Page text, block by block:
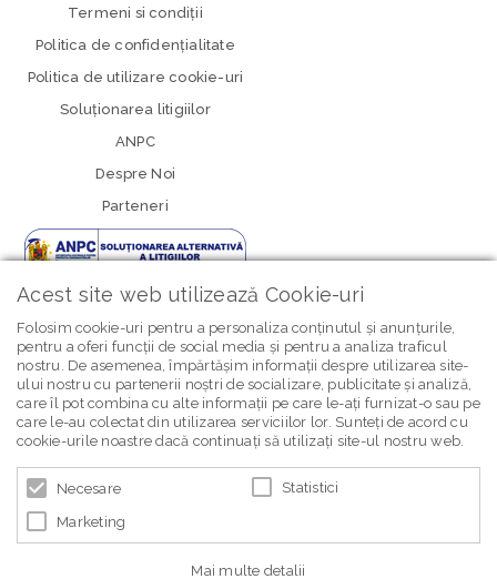
© 2026 BEBE BRANDS | POWERED BY
Termeni si condiţii
Politica de confidenţialitate
Politica de utilizare cookie-uri
Soluționarea litigiilor
ANPC
Despre Noi
Parteneri
newsletter Bebe Brands
Acest site web utilizează Cookie-uri
Folosim cookie-uri pentru a personaliza conținutul și anunțurile,
pentru a oferi funcții de social media și pentru a analiza traficul
nostru. De asemenea, împărtășim informații despre utilizarea site-
ului nostru cu partenerii noștri de socializare, publicitate și analiză,
care îl pot combina cu alte informații pe care le-ați furnizat-o sau pe
care le-au colectat din utilizarea serviciilor lor. Sunteți de acord cu
cookie-urile noastre dacă continuați să utilizați site-ul nostru web.
Necesare Statistici
Marketing
Mai multe detalii